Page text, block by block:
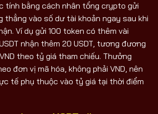
tính bằng cách nhân tổng crypto gửi
thẳng vào số dư tài khoản ngay sau khi
Ví dụ gửi 100 token có thêm vài
nhận thêm 20 USDT, tương đương
theo tỷ giá tham chiếu. Thưởng
đơn vị mã hóa, không phải VND, nên
tế phụ thuộc vào tỷ giá tại thời điểm